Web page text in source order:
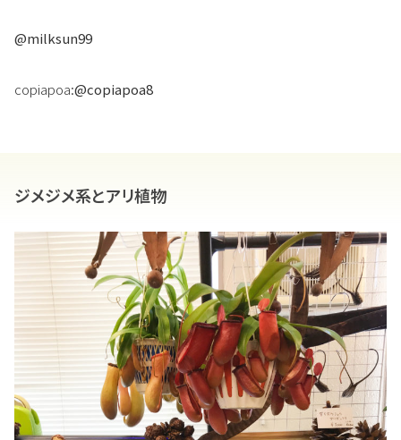
@milksun99
copiapoa:@copiapoa8
ジメジメ系とアリ植物